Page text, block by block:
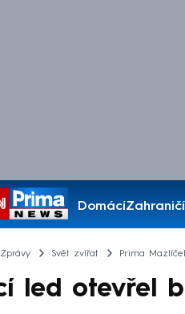
DomácíZahraničí
Pořady
Zprávy Svět zvířat Prima
led otevřel